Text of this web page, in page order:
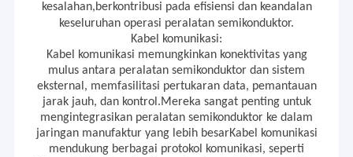
kesalahan,berkontribusi pada efisiensi dan keandalan
keseluruhan operasi peralatan semikonduktor.
Kabel komunikasi:
Kabel komunikasi memungkinkan konektivitas yang
mulus antara peralatan semikonduktor dan sistem
eksternal, memfasilitasi pertukaran data, pemantauan
jarak jauh, dan kontrol.Mereka sangat penting untuk
mengintegrasikan peralatan semikonduktor ke dalam
jaringan manufaktur yang lebih besarKabel komunikasi
mendukung berbagai protokol komunikasi, seperti